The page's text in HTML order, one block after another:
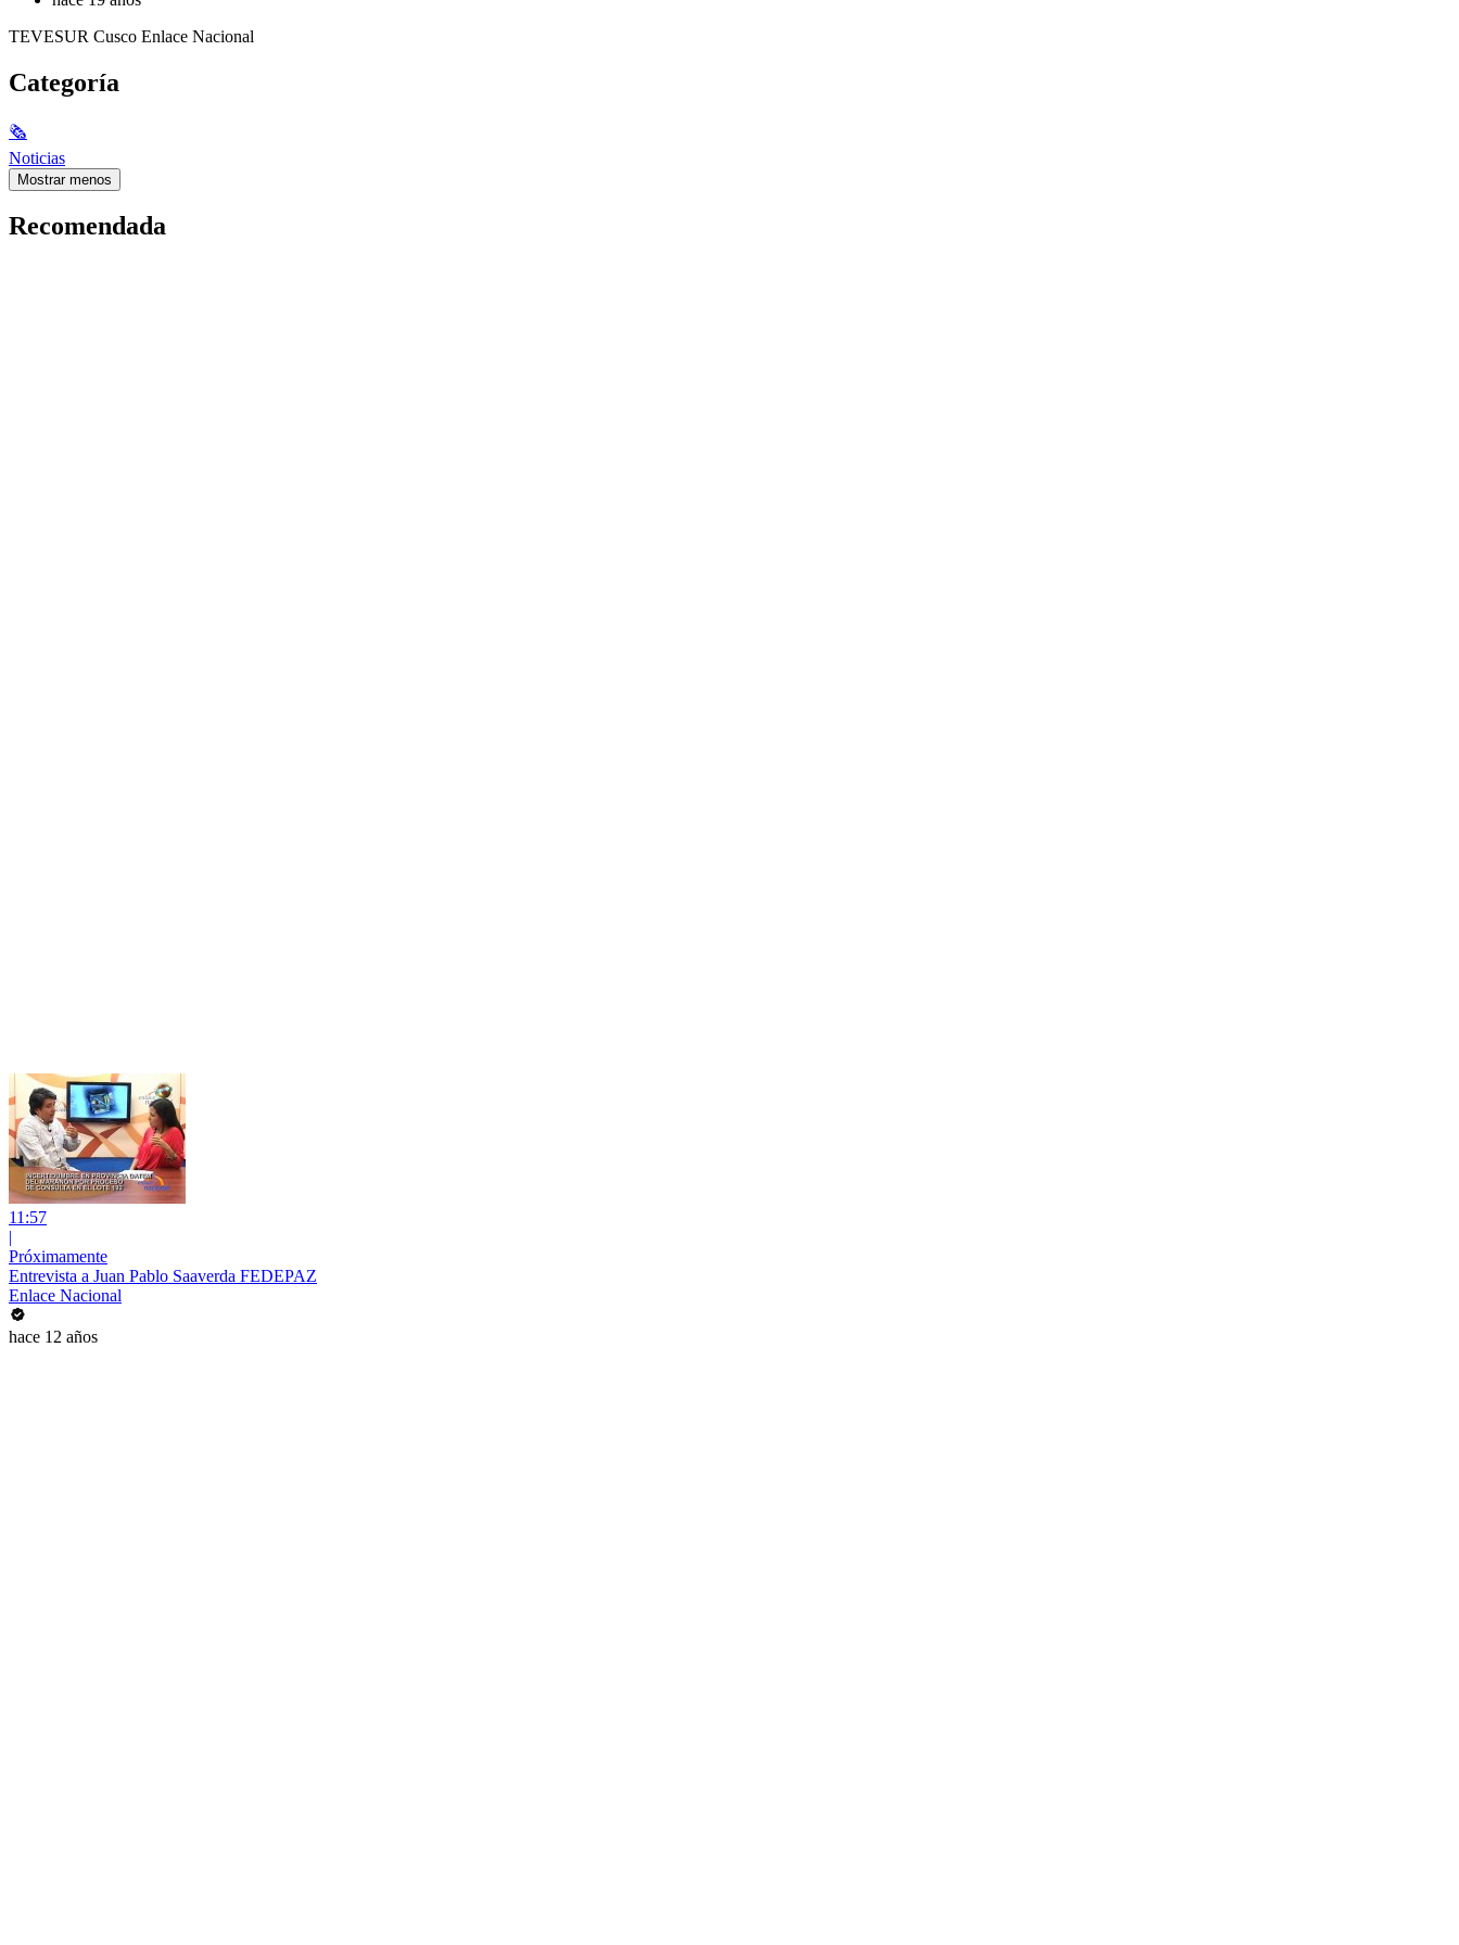
TEVESUR Cusco Enlace Nacional
Categoría
🗞
Noticias
Mostrar menos
Recomendada
11:57
|
Próximamente
Entrevista a Juan Pablo Saaverda FEDEPAZ
Enlace Nacional
hace 12 años